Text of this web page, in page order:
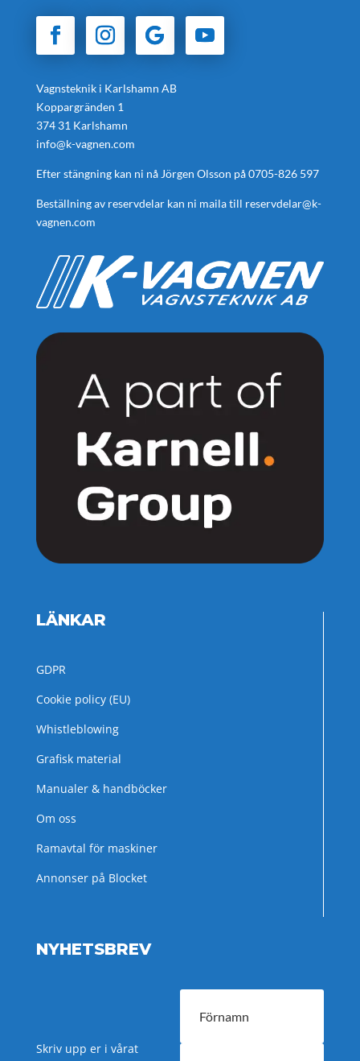
Vagnsteknik i Karlshamn AB
Koppargränden 1
374 31 Karlshamn
info@k-vagnen.com
Efter stängning kan ni nå Jörgen Olsson på0705-826 597
Beställning av reservdelar kan ni maila till reservdelar@k-
vagnen.com
LÄNKAR
GDPR
Cookie policy (EU)
Whistleblowing
Grafisk material
Manualer & handböcker
Om oss
Ramavtal för maskiner
Annonser på Blocket
NYHETSBREV
Skriv upp er i vårat